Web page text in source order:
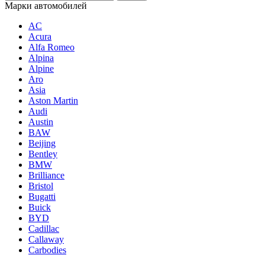
Марки автомобилей
AC
Acura
Alfa Romeo
Alpina
Alpine
Aro
Asia
Aston Martin
Audi
Austin
BAW
Beijing
Bentley
BMW
Brilliance
Bristol
Bugatti
Buick
BYD
Cadillac
Callaway
Carbodies